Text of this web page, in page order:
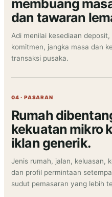
membuang
dan tawaran
Adi menilai kesediaan
komitmen, jangka masa dan
transaksi pusaka.
04 · PASARAN
Rumah
kekuatan mikro
iklan generik.
Jenis rumah, jalan, keluasan,
dan profil permintaan
sudut pemasaran yang lebih